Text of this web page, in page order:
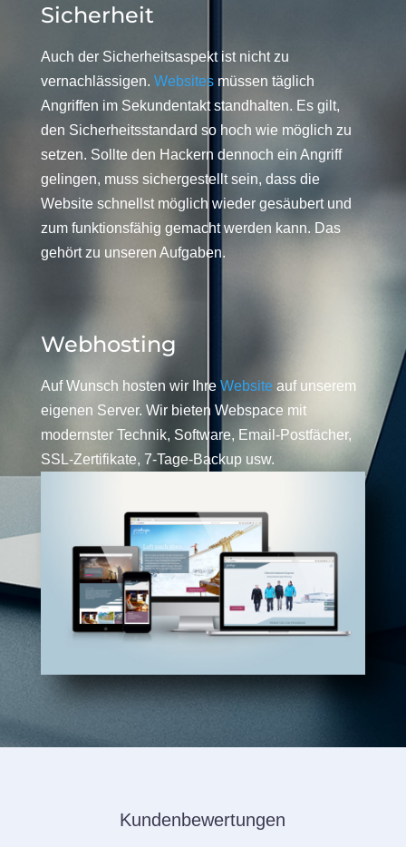
Sicherheit
Auch der Sicherheitsaspekt ist nicht zu
vernachlässigen. Websitesmüssen täglich
Angriffen im Sekundentakt standhalten. Es gilt,
den Sicherheitsstandard so hoch wie möglich zu
setzen. Sollte den Hackern dennoch ein Angriff
gelingen, muss sichergestellt sein, dass die
Website schnellst möglich wieder gesäubert und
zum funktionsfähig gemacht werden kann. Das
gehört zu unseren Aufgaben.
Webhosting
Auf Wunsch hosten wir Ihre Website auf unserem
eigenen Server. Wir bieten Webspace mit
modernster Technik, Software, Email-Postfächer,
SSL-Zertifikate, 7-Tage-Backup usw.
Kundenbewertungen